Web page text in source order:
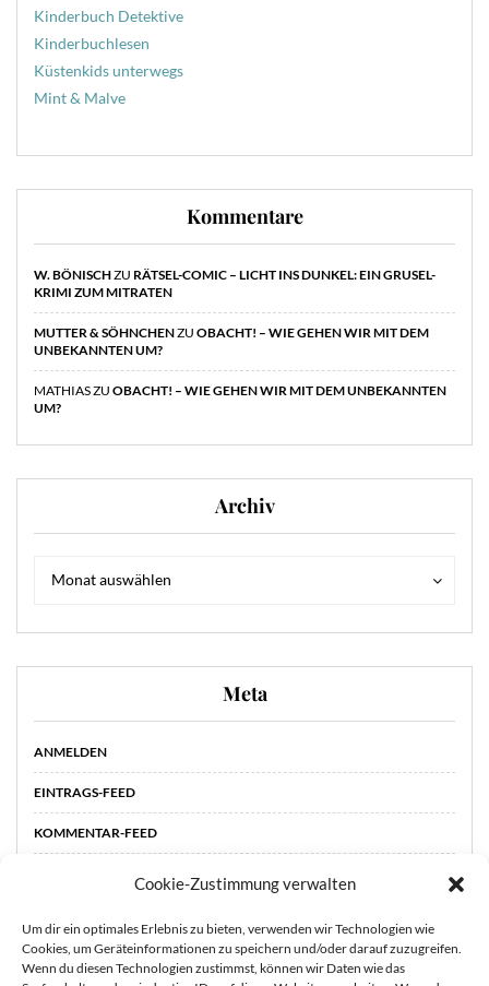
Cookie-Zustimmung verwalten
Um dir ein optimales Erlebnis zu bieten, verwenden wir Technologien wie
Cookies, um Geräteinformationen zu speichern und/oder darauf zuzugreifen.
Wenn du diesen Technologien zustimmst, können wir Daten wie das
Kinderbuch Detektive
Kinderbuchlesen
Küstenkids unterwegs
Mint & Malve
Kommentare
W. BÖNISCHZU RÄTSEL-COMIC – LICHT INS DUNKEL: EIN GRUSEL-
KRIMI ZUM MITRATEN
MUTTER & SÖHNCHENZU OBACHT! – WIE GEHEN WIR MIT DEM
UNBEKANNTEN UM?
MATHIASZU OBACHT! – WIE GEHEN WIR MIT DEM UNBEKANNTEN
UM?
Archiv
Monat auswählen
Meta
ANMELDEN
EINTRAGS-FEED
KOMMENTAR-FEED